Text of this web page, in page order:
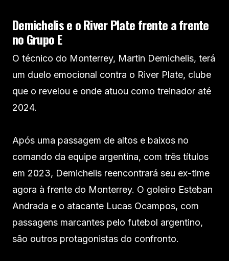
Demichelis e o River Plate frente a frente
no Grupo E
O técnico do Monterrey, Martin Demichelis, terá
um duelo emocional contra o River Plate, clube
que o revelou e onde atuou como treinador até
2024.
Após uma passagem de altos e baixos no
comando da equipe argentina, com três títulos
em 2023, Demichelis reencontrará seu ex-time
agora à frente do Monterrey. O goleiro Esteban
Andrada e o atacante Lucas Ocampos, com
passagens marcantes pelo futebol argentino,
são outros protagonistas do confronto.